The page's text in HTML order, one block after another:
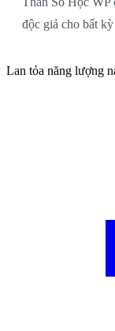
độc giả cho bất
Lan tỏa năng lượng